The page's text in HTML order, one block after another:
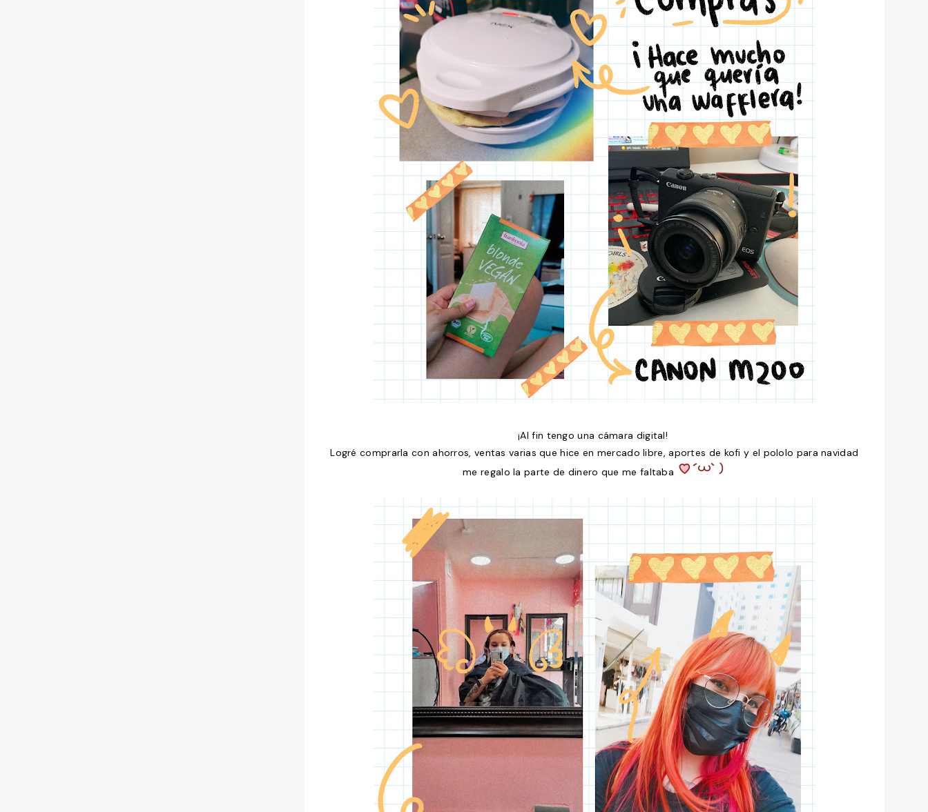
¡Al fin tengo una cámara digital!
Logré comprarla con ahorros, ventas varias que hice en mercado libre, aportes de kofi y el pololo para navidad
me regalo la parte de dinero que me faltaba